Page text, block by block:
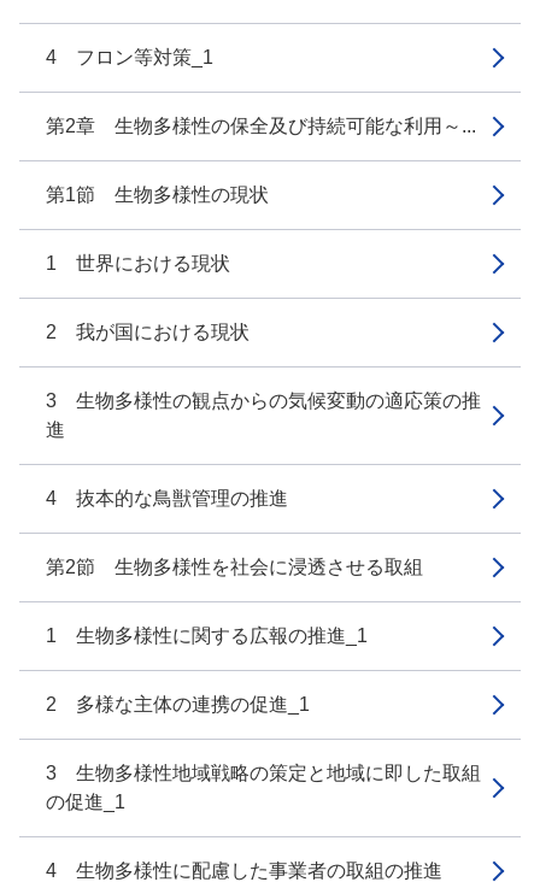
4 フロン等対策_1
第2章 生物多様性の保全及び持続可能な利用～...
第1節 生物多様性の現状
1 世界における現状
2 我が国における現状
3 生物多様性の観点からの気候変動の適応策の推
進
4 抜本的な鳥獣管理の推進
第2節 生物多様性を社会に浸透させる取組
1 生物多様性に関する広報の推進_1
2 多様な主体の連携の促進_1
3 生物多様性地域戦略の策定と地域に即した取組
の促進_1
4 生物多様性に配慮した事業者の取組の推進